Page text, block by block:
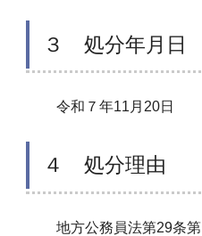
３ 処分年月日
令和７年11月20日
４ 処分理由
地方公務員法第29条